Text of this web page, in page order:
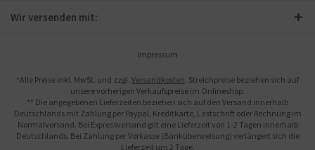
Wir versenden mit:
Impressum
*Alle Preise inkl. MwSt. und zzgl. Versandkosten. Streichpreise beziehen sich auf
unsere vorherigen Verkaufspreise im Onlineshop.
** Die angegebenen Lieferzeiten beziehen sich auf den Versand innerhalb
Deutschlands mit Zahlung per Paypal, Kreditkarte, Lastschrift oder Rechnung im
Normalversand. Bei Expressversand gilt eine Lieferzeit von 1-2 Tagen innerhalb
Deutschlands. Bei Zahlung per Vorkasse (Banküberweisung) verlängert sich die
Lieferzeit um 2 Tage.